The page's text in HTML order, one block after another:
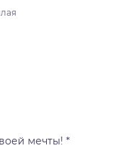
мечты! *